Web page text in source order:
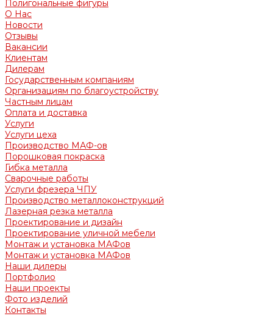
Полигональные фигуры
О Нас
Новости
Отзывы
Вакансии
Клиентам
Дилерам
Государственным компаниям
Организациям по благоустройству
Частным лицам
Оплата и доставка
Услуги
Услуги цеха
Производство МАФ-ов
Порошковая покраска
Гибка металла
Сварочные работы
Услуги фрезера ЧПУ
Производство металлоконструкций
Лазерная резка металла
Проектирование и дизайн
Проектирование уличной мебели
Монтаж и установка МАФов
Монтаж и установка МАФов
Наши дилеры
Портфолио
Наши проекты
Фото изделий
Контакты